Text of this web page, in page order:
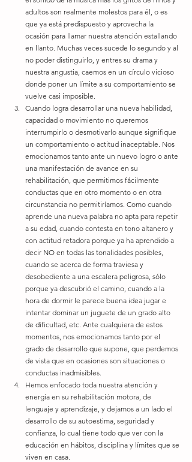
adultos son realmente molestos para él, o es
que ya está predispuesto y aprovecha la
ocasión para llamar nuestra atención estallando
en llanto. Muchas veces sucede lo segundo y al
no poder distinguirlo, y entres su drama y
nuestra angustia, caemos en un círculo vicioso
donde poner un límite a su comportamiento se
vuelve casi imposible.
Cuando logra desarrollar una nueva habilidad,
capacidad o movimiento no queremos
interrumpirlo o desmotivarlo aunque signifique
un comportamiento o actitud inaceptable. Nos
emocionamos tanto ante un nuevo logro o ante
una manifestación de avance en su
rehabilitación, que permitimos fácilmente
conductas que en otro momento o en otra
circunstancia no permitiríamos. Como cuando
aprende una nueva palabra no apta para repetir
a su edad, cuando contesta en tono altanero y
con actitud retadora porque ya ha aprendido a
decir NO en todas las tonalidades posibles,
cuando se acerca de forma traviesa y
desobediente a una escalera peligrosa, sólo
porque ya descubrió el camino, cuando a la
hora de dormir le parece buena idea jugar e
intentar dominar un juguete de un grado alto
de dificultad, etc. Ante cualquiera de estos
momentos, nos emocionamos tanto por el
grado de desarrollo que supone, que perdemos
de vista que en ocasiones son situaciones o
conductas inadmisibles.
Hemos enfocado toda nuestra atención y
energía en su rehabilitación motora, de
lenguaje y aprendizaje, y dejamos a un lado el
desarrollo de su autoestima, seguridad y
confianza, lo cual tiene todo que ver con la
educación en hábitos, disciplina y límites que se
viven en casa.